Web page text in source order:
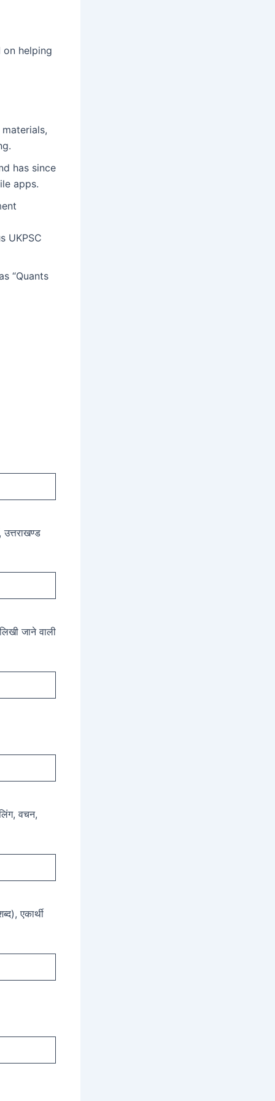
helping
has since
apps.
UKPSC
“Quants
उत्तराखण्ड
जाने वाली
वचन,
एकार्थी